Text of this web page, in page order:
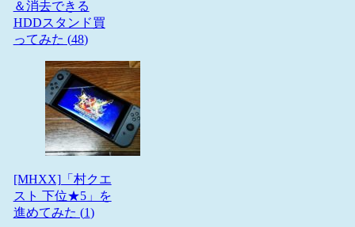
＆消去できる
HDDスタンド買
ってみた (48)
[MHXX]「村クエ
スト 下位★5」を
進めてみた (1)